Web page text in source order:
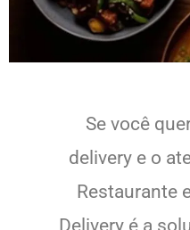
Se você
delivery e o
Restaurante
Delivery é a